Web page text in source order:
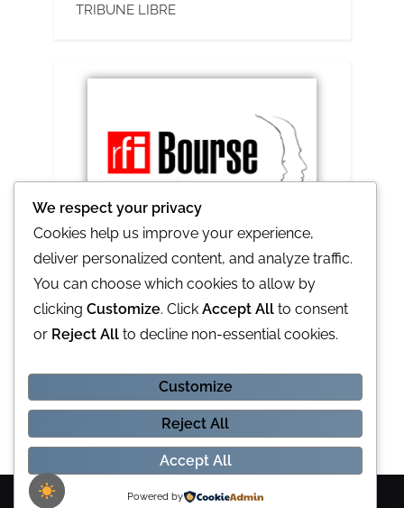
TRIBUNE LIBRE
RFI lance le prix Ghislaine et Claude 2021
L'Opinion notre partenaire idéal
Copyright © 2026 LE THERMOMETRE ACTU.
We respect your privacy
Cookies help us improve your experience,
deliver personalized content, and analyze traffic.
You can choose which cookies to allow by
clicking Customize. Click Accept All to consent
or Reject All to decline non-essential cookies.
Customize
Reject All
Accept All
Powered by